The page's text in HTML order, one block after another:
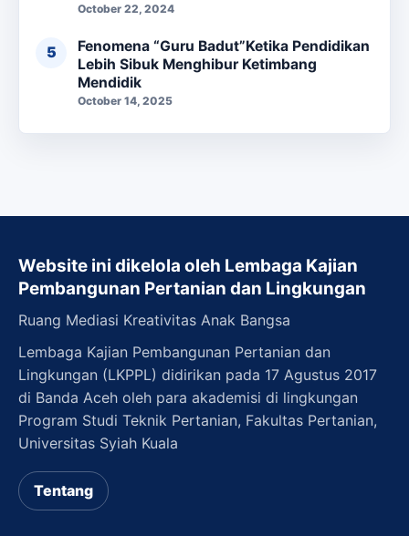
October 22, 2024
Fenomena “Guru Badut”Ketika Pendidikan
Lebih Sibuk Menghibur Ketimbang
Mendidik
October 14, 2025
Website ini dikelola oleh Lembaga Kajian
Pembangunan Pertanian dan Lingkungan
Ruang Mediasi Kreativitas Anak Bangsa
Lembaga Kajian Pembangunan Pertanian dan
Lingkungan (LKPPL) didirikan pada 17 Agustus 2017
di Banda Aceh oleh para akademisi di lingkungan
Program Studi Teknik Pertanian, Fakultas Pertanian,
Universitas Syiah Kuala
Tentang